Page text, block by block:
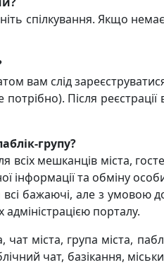
спілкування. Якщо
вам слід
Після
групу?
всіх мешканців міста,
інформації та обміну
бажаючі, але з умовою
порталу.
міста, група міста,
чат, базікання,